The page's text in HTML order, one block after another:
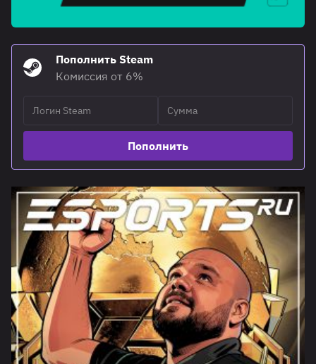
Пополнить Steam
Комиссия от 6%
Пополнить